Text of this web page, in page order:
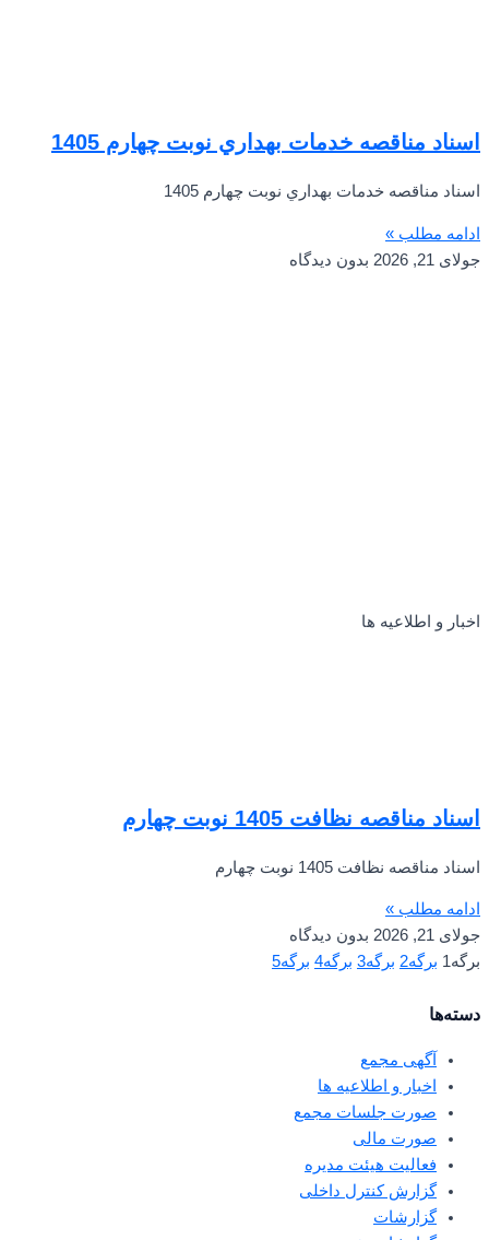
اسناد مناقصه خدمات بهداري نوبت چهارم 1405
اسناد مناقصه خدمات بهداري نوبت چهارم 1405
ادامه مطلب »
جولای 21, 2026
بدون دیدگاه
اخبار و اطلاعیه ها
اسناد مناقصه نظافت 1405 نوبت چهارم
اسناد مناقصه نظافت 1405 نوبت چهارم
ادامه مطلب »
جولای 21, 2026
بدون دیدگاه
برگه1 برگه2 برگه3 برگه4 برگه5
دسته‌ها
آگهی مجمع
اخبار و اطلاعیه ها
صورت جلسات مجمع
صورت مالی
فعالیت هیئت مدیره
گزارش کنترل داخلی
گزارشات